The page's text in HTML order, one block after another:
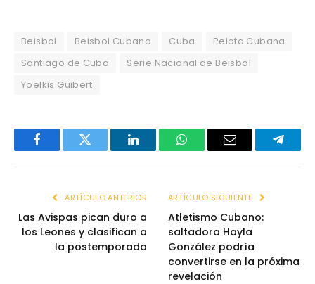
Beisbol Beisbol Cubano Cuba
Pelota Cubana
Santiago de Cuba
Serie Nacional de Beisbol
Yoelkis Guibert
FacebookTwitter LinkedInWhatsAppEmail
ARTÍCULO ANTERIOR
Las Avispas pican duro a
los Leones y clasifican a
la postemporada
ARTÍCULO SIGUIENTE
Atletismo Cubano:
saltadora Hayla
González podría
convertirse en la próxima
revelación